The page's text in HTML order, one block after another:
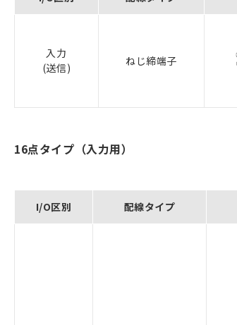
入力
(送信)
ねじ締端子
16点タイプ（入力用）
I/O区別 配線タイプ